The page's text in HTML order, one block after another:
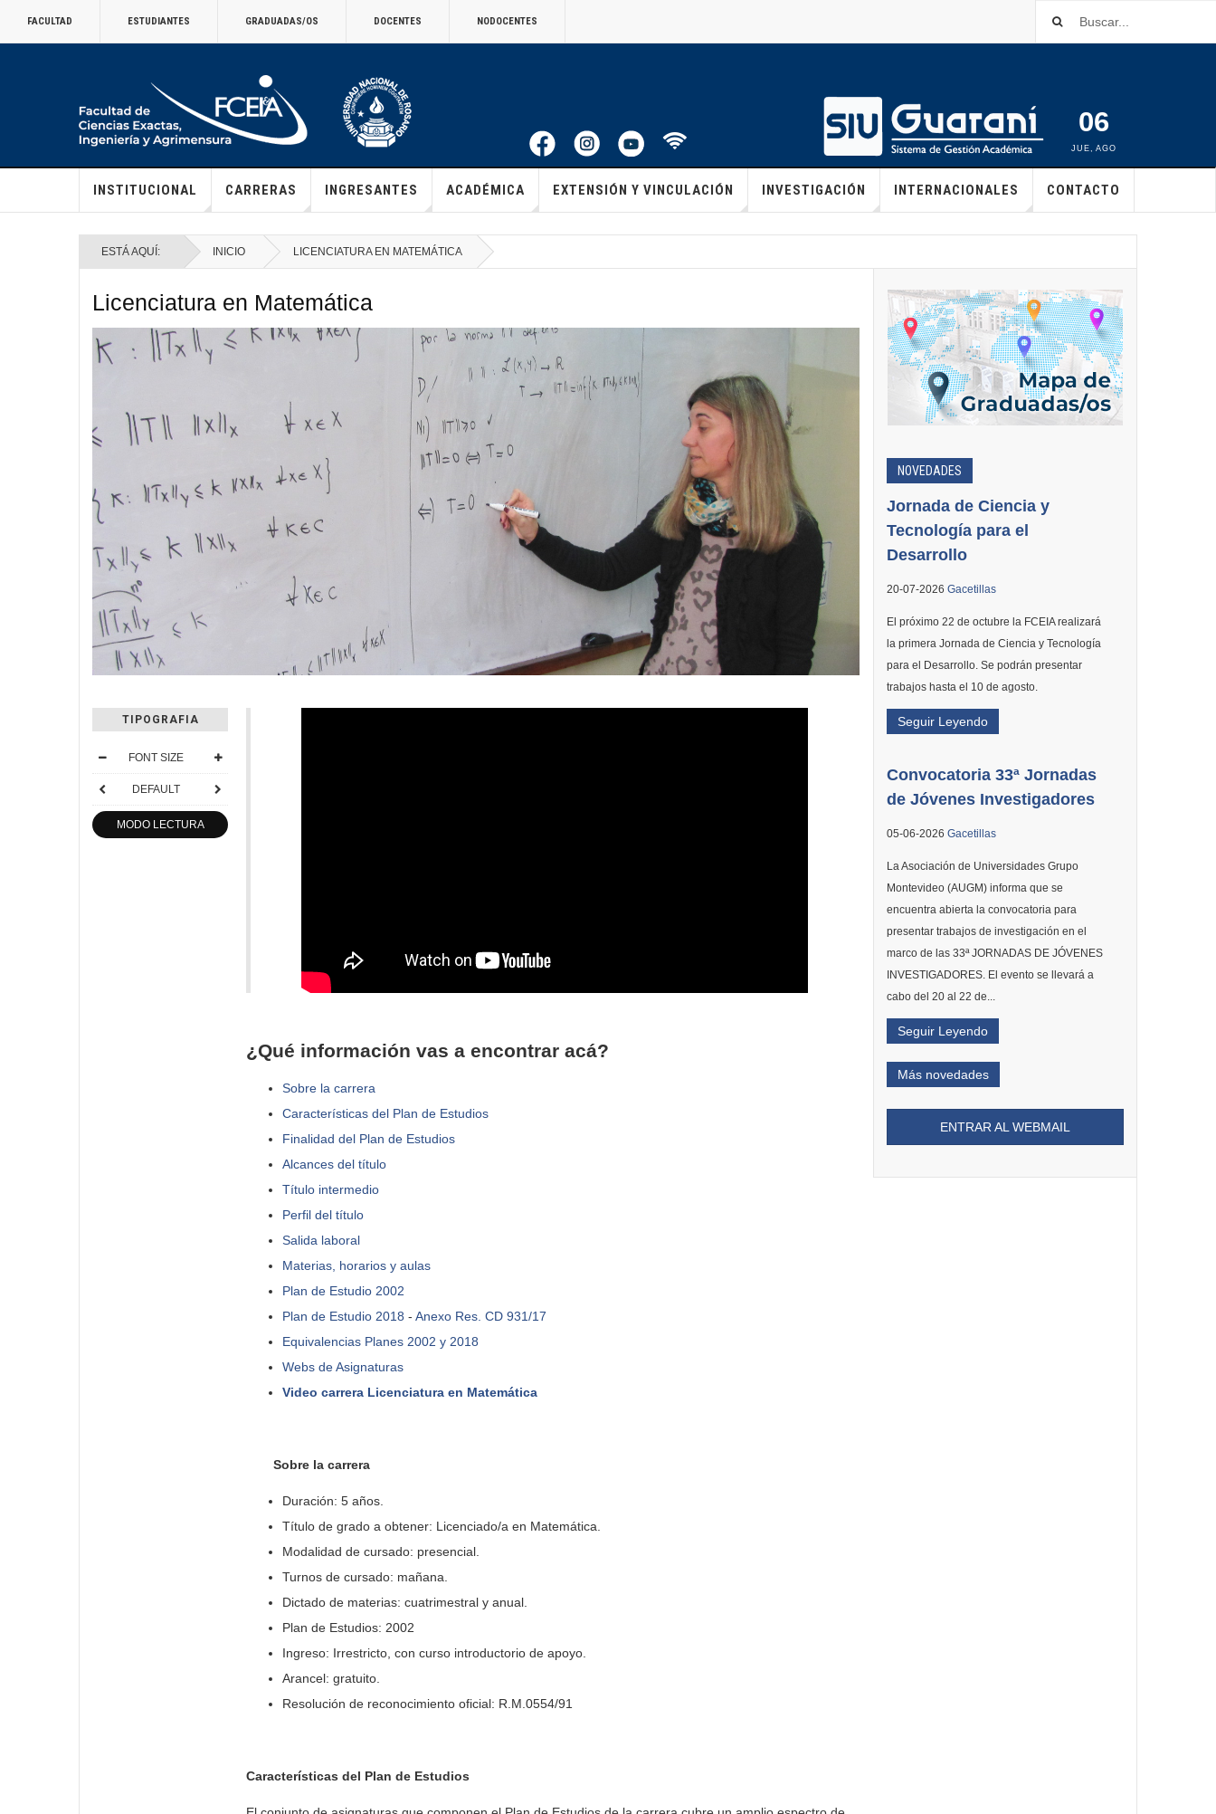
FACULTAD ESTUDIANTES GRADUADAS/OS DOCENTES NODOCENTES
06
JUE, AGO
INSTITUCIONAL CARRERAS INGRESANTES ACADÉMICA EXTENSIÓN Y VINCULACIÓN INVESTIGACIÓN INTERNACIONALES CONTACTO
ESTÁ AQUÍ: INICIO LICENCIATURA EN MATEMÁTICA
Licenciatura en Matemática
TIPOGRAFIA
FONT SIZE
DEFAULT
MODO LECTURA
¿Qué información vas a encontrar acá?
Sobre la carrera
Características del Plan de Estudios
Finalidad del Plan de Estudios
Alcances del título
Título intermedio
Perfil del título
Salida laboral
Materias, horarios y aulas
Plan de Estudio 2002
Plan de Estudio 2018 - Anexo Res. CD 931/17
Equivalencias Planes 2002 y 2018
Webs de Asignaturas
Video carrera Licenciatura en Matemática
Sobre la carrera
Duración: 5 años.
Título de grado a obtener: Licenciado/a en Matemática.
Modalidad de cursado: presencial.
Turnos de cursado: mañana.
Dictado de materias: cuatrimestral y anual.
Plan de Estudios: 2002
Ingreso: Irrestricto, con curso introductorio de apoyo.
Arancel: gratuito.
Resolución de reconocimiento oficial: R.M.0554/91
Características del Plan de Estudios
NOVEDADES
Jornada de Ciencia y
Tecnología para el
Desarrollo
20-07-2026 Gacetillas
El próximo 22 de octubre la FCEIA realizará
la primera Jornada de Ciencia y Tecnología
para el Desarrollo. Se podrán presentar
trabajos hasta el 10 de agosto.
Seguir Leyendo
Convocatoria 33ª Jornadas
de Jóvenes Investigadores
05-06-2026 Gacetillas
La Asociación de Universidades Grupo
Montevideo (AUGM) informa que se
encuentra abierta la convocatoria para
presentar trabajos de investigación en el
marco de las 33ª JORNADAS DE JÓVENES
INVESTIGADORES. El evento se llevará a
cabo del 20 al 22 de...
Seguir Leyendo
Más novedades
ENTRAR AL WEBMAIL